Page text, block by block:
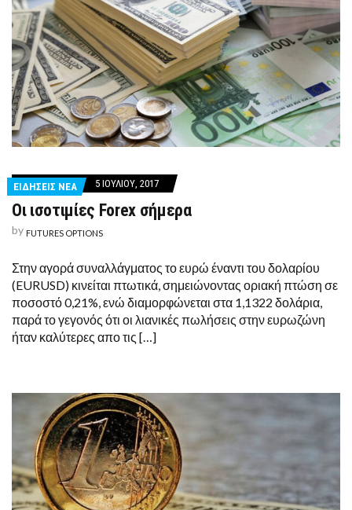
ΕΙΔΗΣΕΙΣ ΝΕΑ 5 ΙΟΥΛΊΟΥ, 2017
Οι ισοτιμίες Forex σήμερα
by FUTURES OPTIONS
Στην αγορά συναλλάγματος το ευρώ έναντι του δολαρίου
(EURUSD) κινείται πτωτικά, σημειώνοντας οριακή πτώση σε
ποσοστό 0,21%, ενώ διαμορφώνεται στα 1,1322 δολάρια,
παρά το γεγονός ότι οι λιανικές πωλήσεις στην ευρωζώνη
ήταν καλύτερες απο τις […]